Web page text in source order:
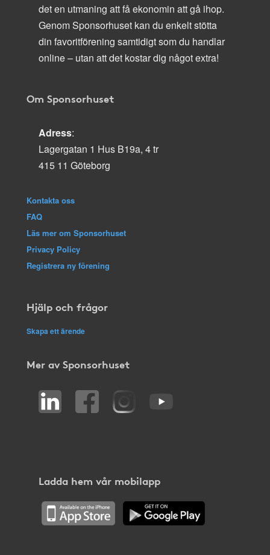
det en utmaning att få ekonomin att gå ihop.
Genom Sponsorhuset kan du enkelt stötta
din favoritförening samtidigt som du handlar
online – utan att det kostar dig något extra!
Om Sponsorhuset
Adress:
Lagergatan 1 Hus B19a, 4 tr
415 11 Göteborg
Kontakta oss
FAQ
Läs mer om Sponsorhuset
Privacy Policy
Registrera ny förening
Hjälp och frågor
Skapa ett ärende
Mer av Sponsorhuset
Ladda hem vår mobilapp